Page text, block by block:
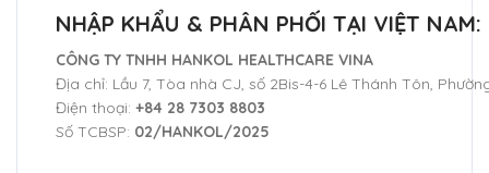
NHẬP KHẨU & PHÂN PHỐI TẠI VIỆT NAM:
CÔNG TY TNHH HANKOL HEALTHCARE VINA
Địa chỉ: Lầu 7, Tòa nhà CJ, số 2Bis-4-6 Lê Thánh Tôn,
Điện thoại: +84 28 7303 8803
Số TCBSP: 02/HANKOL/2025